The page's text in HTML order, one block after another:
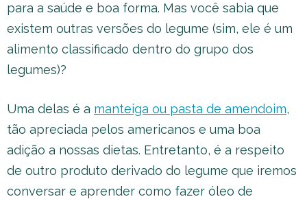
para a saúde e boa forma. Mas você sabia que
existem outras versões do legume (sim, ele é um
alimento classificado dentro do grupo dos
legumes)?
Uma delas é a manteiga ou pasta de amendoim,
tão apreciada pelos americanos e uma boa
adição a nossas dietas. Entretanto, é a respeito
de outro produto derivado do legume que iremos
conversar e aprender como fazer óleo de